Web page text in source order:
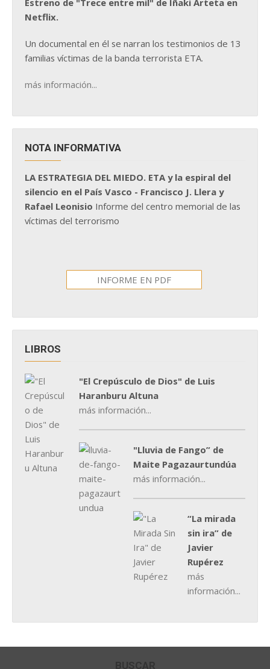
Estreno de "Trece entre mil" de Iñaki Arteta en
Netflix.
Un documental en él se narran los testimonios de 13
familias víctimas de la banda terrorista ETA.
más información...
NOTA INFORMATIVA
LA ESTRATEGIA DEL MIEDO. ETA y la espiral del
silencio en el País Vasco - Francisco J. Llera y
Rafael Leonisio Informe del centro memorial de las
víctimas del terrorismo
INFORME EN PDF
LIBROS
"El Crepúsculo de Dios" de Luis
Haranburu Altuna
más información...
"Lluvia de Fango” de
Maite Pagazaurtundúa
más información...
“La mirada
sin ira” de
Javier
Rupérez
más
información...
BUSCAR